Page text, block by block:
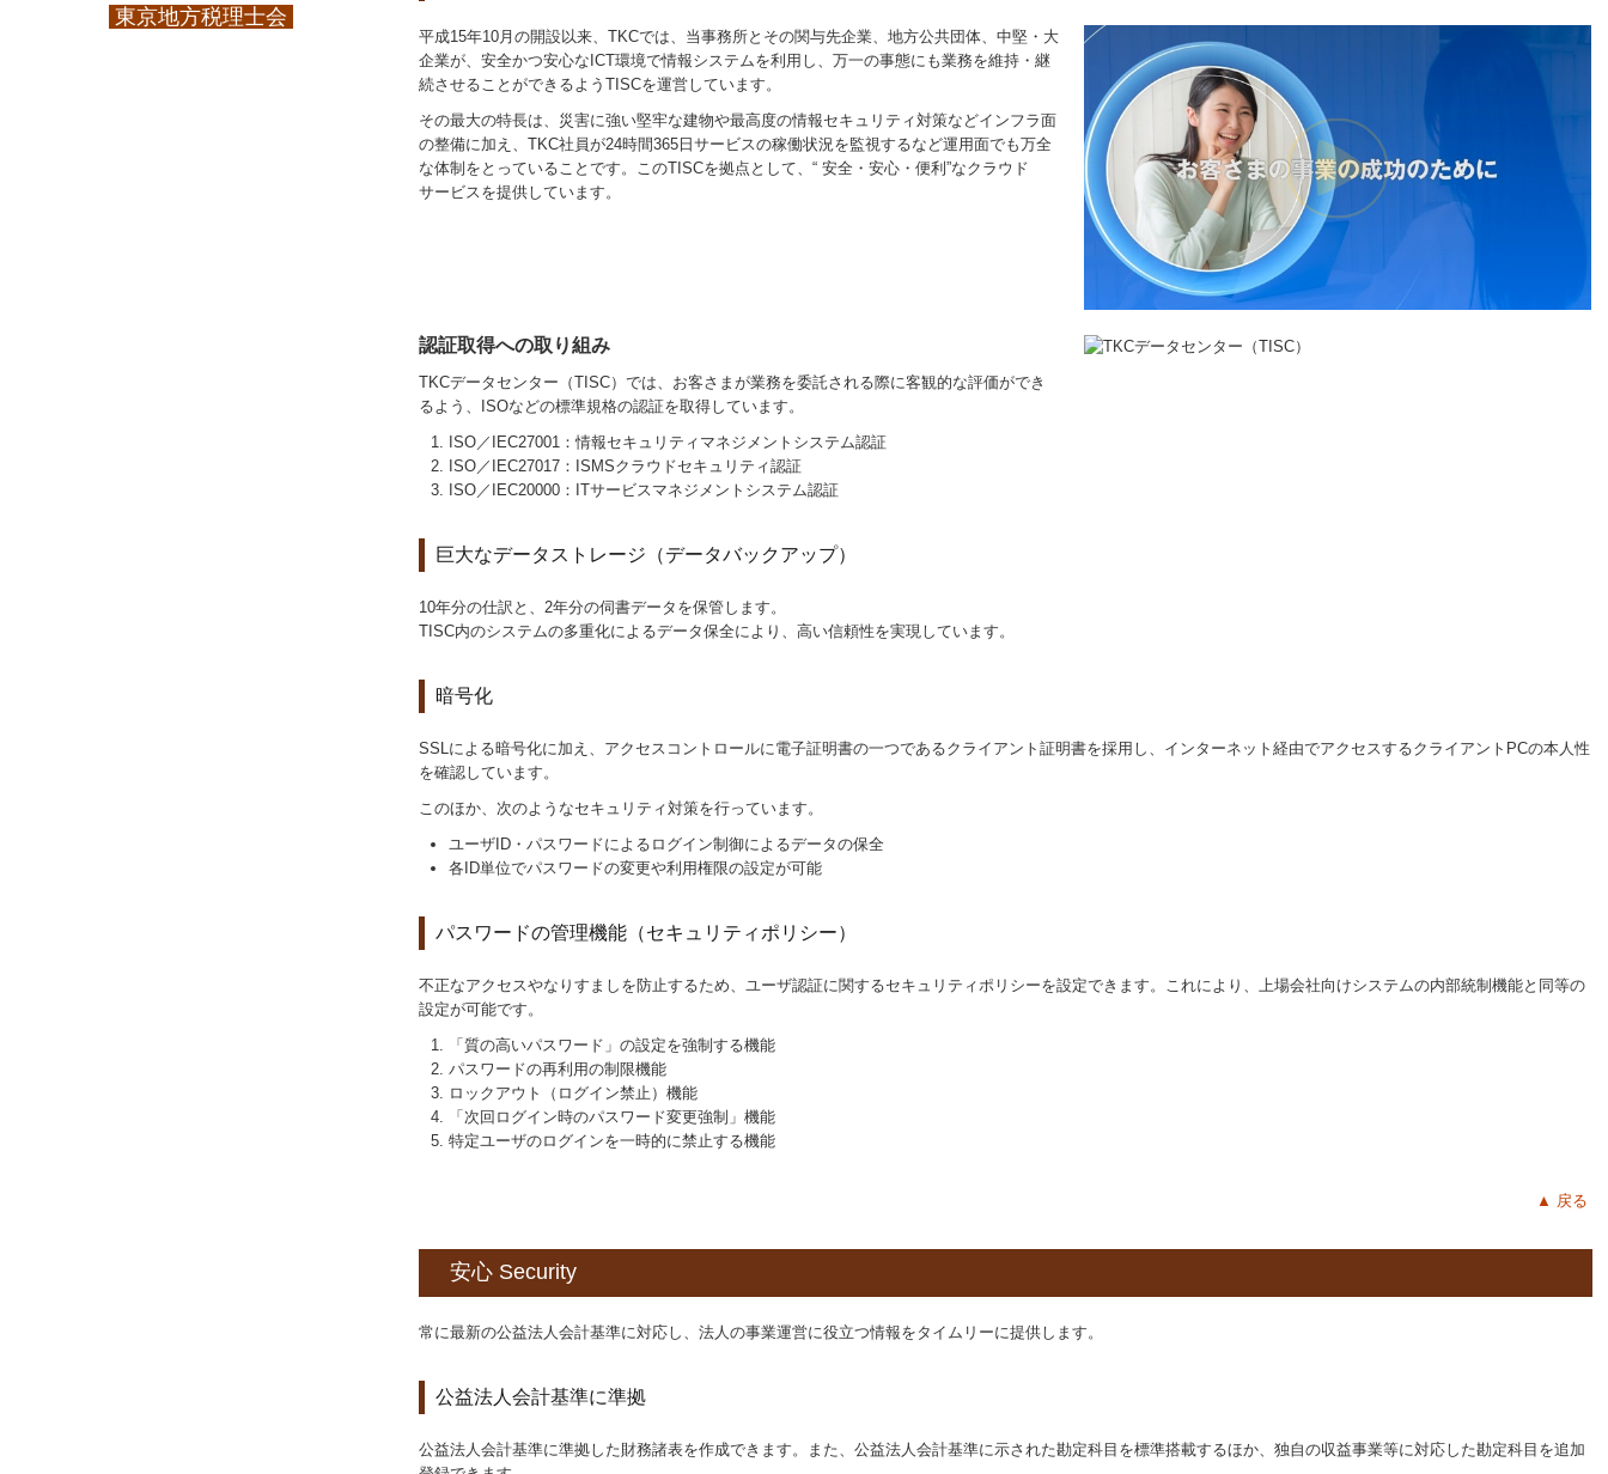
東京地方税理士会
平成15年10月の開設以来、TKCでは、当事務所とその関与先企業、地方公共団体、中堅・大
企業が、安全かつ安心なICT環境で情報システムを利用し、万一の事態にも業務を維持・継
続させることができるようTISCを運営しています。
その最大の特長は、災害に強い堅牢な建物や最高度の情報セキュリティ対策などインフラ面
の整備に加え、TKC社員が24時間365日サービスの稼働状況を監視するなど運用面でも万全
な体制をとっていることです。このTISCを拠点として、“ 安全・安心・便利”なクラウド
サービスを提供しています。
認証取得への取り組み
TKCデータセンター（TISC）では、お客さまが業務を委託される際に客観的な評価ができ
るよう、ISOなどの標準規格の認証を取得しています。
ISO／IEC27001：情報セキュリティマネジメントシステム認証
ISO／IEC27017：ISMSクラウドセキュリティ認証
ISO／IEC20000：ITサービスマネジメントシステム認証
巨大なデータストレージ（データバックアップ）
10年分の仕訳と、2年分の伺書データを保管します。
TISC内のシステムの多重化によるデータ保全により、高い信頼性を実現しています。
暗号化
SSLによる暗号化に加え、アクセスコントロールに電子証明書の一つであるクライアント証明書を採用し、インターネット経由でアクセスするクライアントPCの本人性
を確認しています。
このほか、次のようなセキュリティ対策を行っています。
ユーザID・パスワードによるログイン制御によるデータの保全
各ID単位でパスワードの変更や利用権限の設定が可能
パスワードの管理機能（セキュリティポリシー）
不正なアクセスやなりすましを防止するため、ユーザ認証に関するセキュリティポリシーを設定できます。これにより、上場会社向けシステムの内部統制機能と同等の
設定が可能です。
「質の高いパスワード」の設定を強制する機能
パスワードの再利用の制限機能
ロックアウト（ログイン禁止）機能
「次回ログイン時のパスワード変更強制」機能
特定ユーザのログインを一時的に禁止する機能
▲ 戻る
安心 Security
常に最新の公益法人会計基準に対応し、法人の事業運営に役立つ情報をタイムリーに提供します。
公益法人会計基準に準拠
公益法人会計基準に準拠した財務諸表を作成できます。また、公益法人会計基準に示された勘定科目を標準搭載するほか、独自の収益事業等に対応した勘定科目を追加